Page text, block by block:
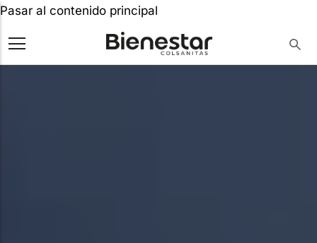
Pasar al contenido principal